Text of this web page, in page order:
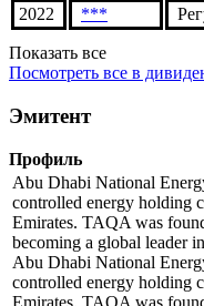
2022
***
Показать все
Посмотреть все в
Эмитент
Профиль
Abu Dhabi National
controlled energy holding
Emirates. TAQA was
becoming a global leader
Abu Dhabi National
controlled energy holding
Emirates. TAQA was